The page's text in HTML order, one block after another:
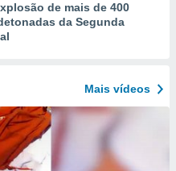
de mais de 400
da Segunda
Mais vídeos